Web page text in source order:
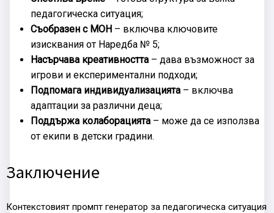
педагогическа ситуация;
Съобразен с МОН – включва ключовите
изисквания от Наредба № 5;
Насърчава креативността – дава възможност за
игрови и експериментални подходи;
Подпомага индивидуализацията – включва
адаптации за различни деца;
Поддържа колаборацията – може да се използва
от екипи в детски градини.
Заключение
Контекстовият промпт генератор за педагогическа ситуация